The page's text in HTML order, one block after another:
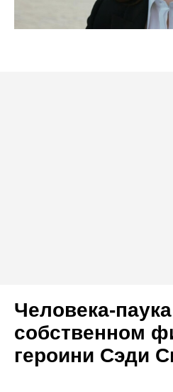
Человека-
собственном
героини Сэди